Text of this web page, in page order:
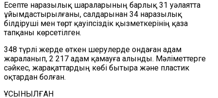
Есепте наразылық шараларының барлық 31 уәлаятта
ұйымдастырылғаны, салдарынан 34 наразылық
білдіруші мен төрт қауіпсіздік қызметкерінің қаза
тапқаны көрсетілген.
348 түрлі жерде өткен шерулерде ондаған адам
жараланып, 2 217 адам қамауға алынды. Мәліметтерге
сәйкес, жарақаттардың көбі бытыра және пластик
оқтардан болған.
ҰСЫНЫЛҒАН